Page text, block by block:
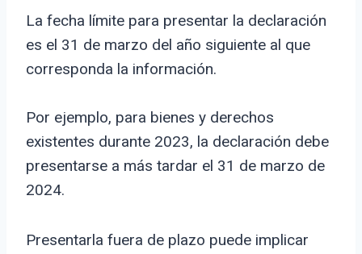
La fecha límite para presentar la declaración
es el 31 de marzo del año siguiente al que
corresponda la información.
Por ejemplo, para bienes y derechos
existentes durante 2023, la declaración debe
presentarse a más tardar el 31 de marzo de
2024.
Presentarla fuera de plazo puede implicar